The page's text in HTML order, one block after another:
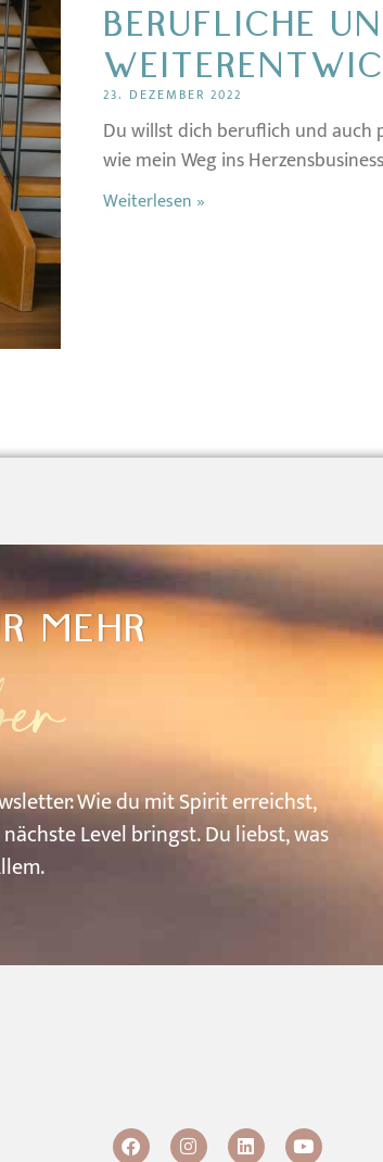
BERUFLICHE
23. DEZEMBER 2022
Du willst dich beruflich und auch
wie mein Weg ins
Weiterlesen »
MEHR
WiedumitSpiriterreichst,
nächsteLevelbringst.Duliebst,was
llem.